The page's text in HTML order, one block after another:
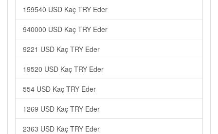
159540 USD Kaç TRY Eder
940000 USD Kaç TRY Eder
9221 USD Kaç TRY Eder
19520 USD Kaç TRY Eder
554 USD Kaç TRY Eder
1269 USD Kaç TRY Eder
2363 USD Kaç TRY Eder